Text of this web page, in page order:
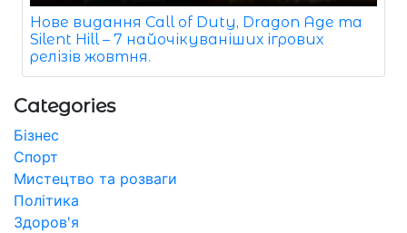
Нове видання Call of Duty, Dragon Age та
Silent Hill – 7 найочікуваніших ігрових
релізів жовтня.
Categories
Бізнес
Спорт
Мистецтво та розваги
Політика
Здоров'я